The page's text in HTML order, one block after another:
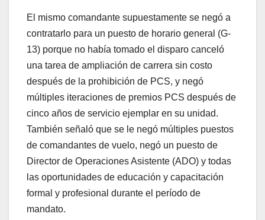
El mismo comandante supuestamente se negó a
contratarlo para un puesto de horario general (G-
13) porque no había tomado el disparo canceló
una tarea de ampliación de carrera sin costo
después de la prohibición de PCS, y negó
múltiples iteraciones de premios PCS después de
cinco años de servicio ejemplar en su unidad.
También señaló que se le negó múltiples puestos
de comandantes de vuelo, negó un puesto de
Director de Operaciones Asistente (ADO) y todas
las oportunidades de educación y capacitación
formal y profesional durante el período de
mandato.